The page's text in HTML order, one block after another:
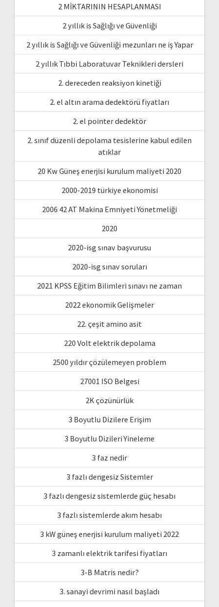
2 MİKTARININ HESAPLANMASI
2 yıllık is Sağlığı ve Güvenliği
2 yıllık is Sağlığı ve Güvenliği mezunları ne iş Yapar
2 yıllık Tıbbi Laboratuvar Teknikleri dersleri
2. dereceden reaksiyon kinetiği
2. el altın arama dedektörü fiyatları
2. el pointer dedektör
2. sınıf düzenli depolama tesislerine kabul edilen
atıklar
20 Kw Güneş enerjisi kurulum maliyeti 2020
2000-2019 türkiye ekonomisi
2006 42 AT Makina Emniyeti Yönetmeliği
2020
2020-isg sınav başvurusu
2020-isg sınav soruları
2021 KPSS Eğitim Bilimleri sınavı ne zaman
2022 ekonomik Gelişmeler
22. çeşit amino asit
220 Volt elektrik depolama
2500 yıldır çözülemeyen problem
27001 ISO Belgesi
2K çözünürlük
3 Boyutlu Dizilere Erişim
3 Boyutlu Dizileri Yineleme
3 faz nedir
3 fazlı dengesiz Sistemler
3 fazlı dengesiz sistemlerde güç hesabı
3 fazlı sistemlerde akım hesabı
3 kW güneş enerjisi kurulum maliyeti 2022
3 zamanlı elektrik tarifesi fiyatları
3-B Matris nedir?
3. sanayi devrimi nasıl başladı